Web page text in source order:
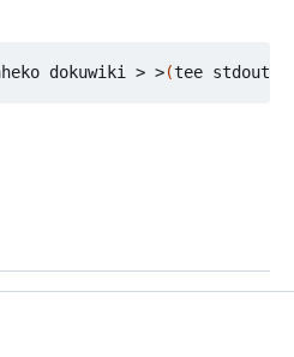
dokuwiki > >(tee